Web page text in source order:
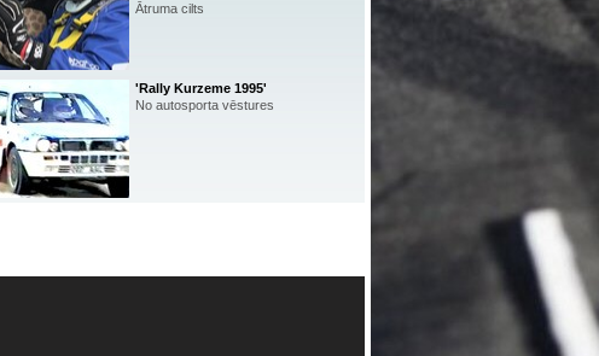
Ātruma cilts
'Rally Kurzeme 1995'
No autosporta vēstures